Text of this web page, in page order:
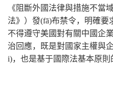
《阻斷外國法律與措施不當
法》）發(fā)布禁令，明確要
不得遵守美國對有關中國企
治回應，既是對國家主權與
i)，也是基于國際法基本原則